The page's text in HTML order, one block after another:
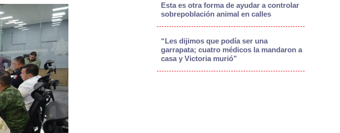
Esta es otra forma de ayudar a controlar
sobrepoblación animal en calles
“Les dijimos que podía ser una
garrapata; cuatro médicos la mandaron a
casa y Victoria murió”